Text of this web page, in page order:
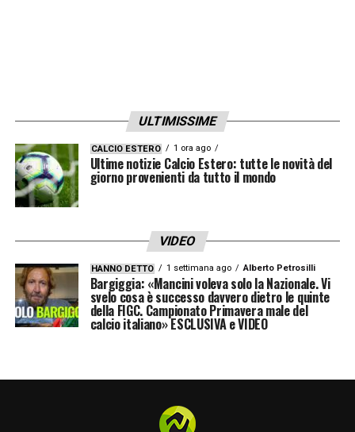
ULTIMISSIME
CALCIO ESTERO 1 ora ago
Ultime notizie Calcio Estero: tutte le novità del
giorno provenienti da tutto il mondo
VIDEO
HANNO DETTO 1 settimana ago Alberto Petrosilli
Bargiggia: «Mancini voleva solo la Nazionale. Vi
svelo cosa è successo davvero dietro le quinte
della FIGC. Campionato Primavera male del
calcio italiano» ESCLUSIVA e VIDEO